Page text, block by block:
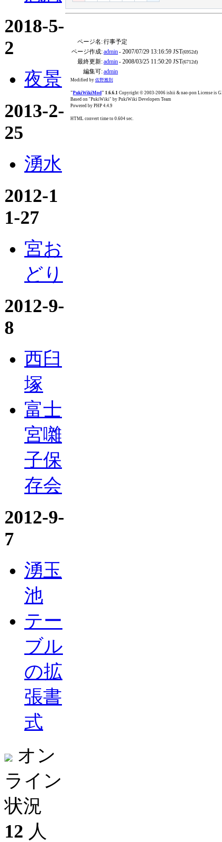
2018-5-
2
夜景
2013-2-
25
湧水
2012-1
1-27
宮お
どり
2012-9-
8
西臼
塚
富士
宮囃
子保
存会
2012-9-
7
湧玉
池
テー
ブル
の拡
張書
式
オン
ライン
状況
12 人
ページ名:行事予定
ページ作成:admin- 2007/07/29 13:16:59 JST(6952d)
最終更新:admin- 2008/03/25 11:50:20 JST(6712d)
編集可:admin
Modified by 佐野雅則
"PukiWikiMod" 1.6.6.1 Copyright © 2003-2006 ishii & nao-pon License is
Based on "PukiWiki" by PukiWiki Developers Team
Powered by PHP 4.4.9
HTML convert time to 0.604 sec.